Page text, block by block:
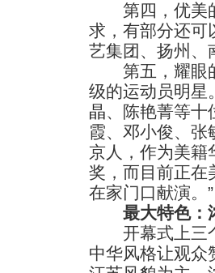
第四，优美的
求，有部分还可
艺集团、扬州、
第五，耀眼的
级的运动员明星
晶、陈艳菁等十
霞、邓小俊、张
京人，作为美籍
奖，而目前正在
在家门口献演。”
最大特色：
开幕式上三个
中华风格让观众